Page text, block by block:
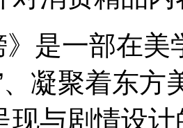
》是一部在
、凝聚着东
现与剧情设